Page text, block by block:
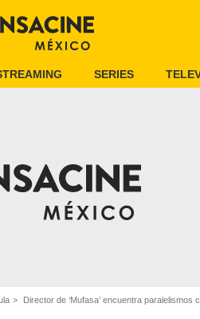
SERIES
Director de ‘Mufasa’ encuentra paralelismos